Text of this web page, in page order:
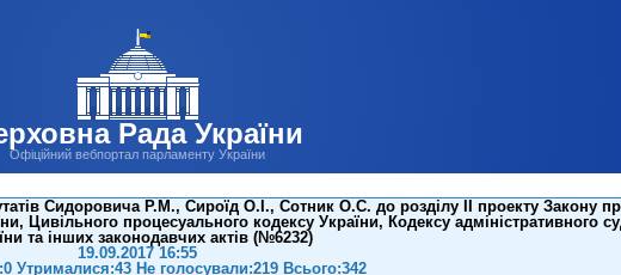
Рада України
Офіційний вебпортал парламенту України
Сидоровича Р.М., Сироїд О.І., Сотник О.С. до розділу II проекту Закону
Цивільного процесуального кодексу України, Кодексу адміністративного
та інших законодавчих актів (№6232)
19.09.2017 16:55
Утрималися:43 Не голосували:219 Всього:342